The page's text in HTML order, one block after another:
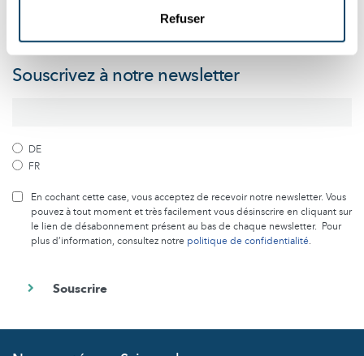
Refuser
Abonnez-vous gratuitement à notre newsletter et recevez
chaque mois le meilleur des articles de Science.lu
Souscrivez à notre newsletter
DE
FR
En cochant cette case, vous acceptez de recevoir notre newsletter. Vous
pouvez à tout moment et très facilement vous désinscrire en cliquant sur
le lien de désabonnement présent au bas de chaque newsletter. Pour
plus d’information, consultez notre politique de confidentialité.